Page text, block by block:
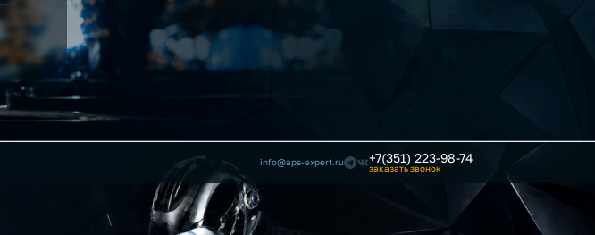
info@aps-expert.ru +7(351) 223-98-74
заказать звонок